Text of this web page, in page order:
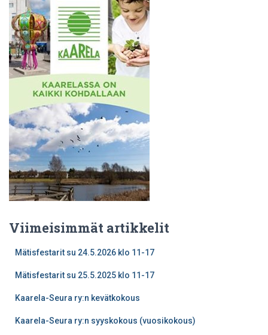
Viimeisimmät artikkelit
Mätisfestarit su 24.5.2026 klo 11-17
Mätisfestarit su 25.5.2025 klo 11-17
Kaarela-Seura ry:n kevätkokous
Kaarela-Seura ry:n syyskokous (vuosikokous)